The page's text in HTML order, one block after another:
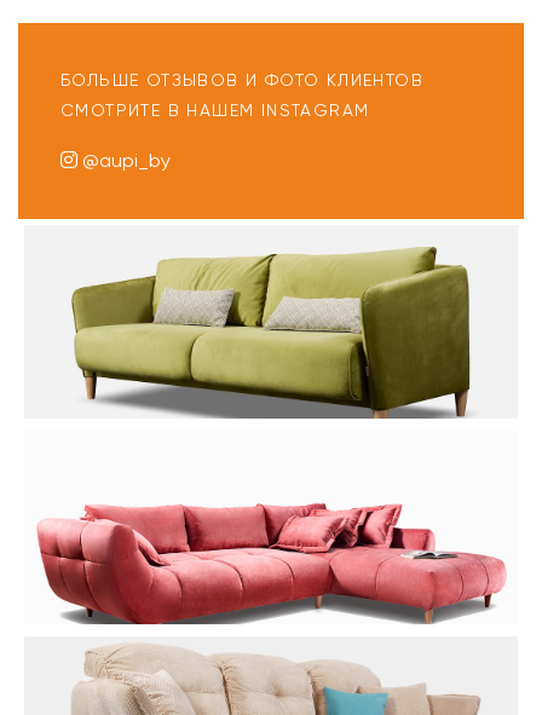
БОЛЬШЕ ОТЗЫВОВ И ФОТО КЛИЕНТОВ
СМОТРИТЕ В НАШЕМ INSTAGRAM
@aupi_by